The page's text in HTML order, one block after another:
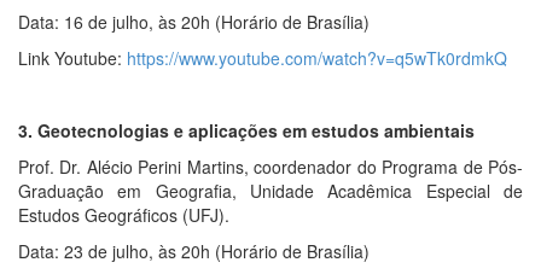
Data: 16 de julho, às 20h (Horário de Brasília)
Link Youtube: https://www.youtube.com/watch?v=q5wTk0rdmkQ
3. Geotecnologias e aplicações em estudos ambientais
Prof. Dr. Alécio Perini Martins, coordenador do Programa de Pós-
Graduação em Geografia, Unidade Acadêmica Especial de
Estudos Geográficos (UFJ).
Data: 23 de julho, às 20h (Horário de Brasília)